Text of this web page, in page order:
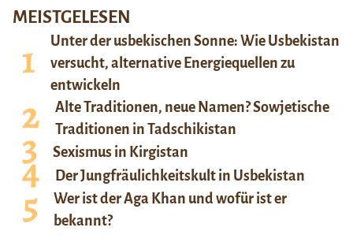
MEISTGELESEN
Unter der usbekischen Sonne: Wie Usbekistan
versucht, alternative Energiequellen zu
entwickeln
Alte Traditionen, neue Namen? Sowjetische
Traditionen in Tadschikistan
Sexismus in Kirgistan
Der Jungfräulichkeitskult in Usbekistan
Wer ist der Aga Khan und wofür ist er
bekannt?